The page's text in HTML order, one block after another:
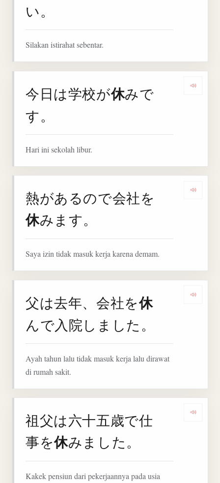
い。
Silakan istirahat sebentar.
今日は学校が休みで
す。
Hari ini sekolah libur.
熱があるので会社を
休みます。
Saya izin tidak masuk kerja karena demam.
父は去年、会社を休
んで入院しました。
Ayah tahun lalu tidak masuk kerja lalu dirawat
di rumah sakit.
祖父は六十五歳で仕
事を休みました。
Kakek pensiun dari pekerjaannya pada usia